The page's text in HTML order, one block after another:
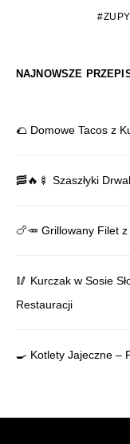
NAJNOWSZE
🌮 Domowe Tacos z
🥓🔥🍢 Szaszłyki
🍗🥕 Grillowany Filet
🥢 Kurczak w Sosie
Restauracji
🍳 Kotlety Jajeczne –